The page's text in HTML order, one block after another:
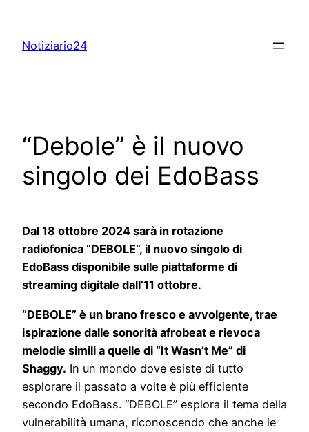
content
Notiziario24
“Debole” è il nuovo
singolo dei EdoBass
Dal 18 ottobre 2024 sarà in rotazione
radiofonica “DEBOLE”, il nuovo singolo di
EdoBass disponibile sulle piattaforme di
streaming digitale dall’11 ottobre.
“DEBOLE” è un brano fresco e avvolgente, trae
ispirazione dalle sonorità afrobeat e rievoca
melodie simili a quelle di “It Wasn’t Me” di
Shaggy. In un mondo dove esiste di tutto
esplorare il passato a volte è più efficiente
secondo EdoBass. “DEBOLE” esplora il tema della
vulnerabilità umana, riconoscendo che anche le